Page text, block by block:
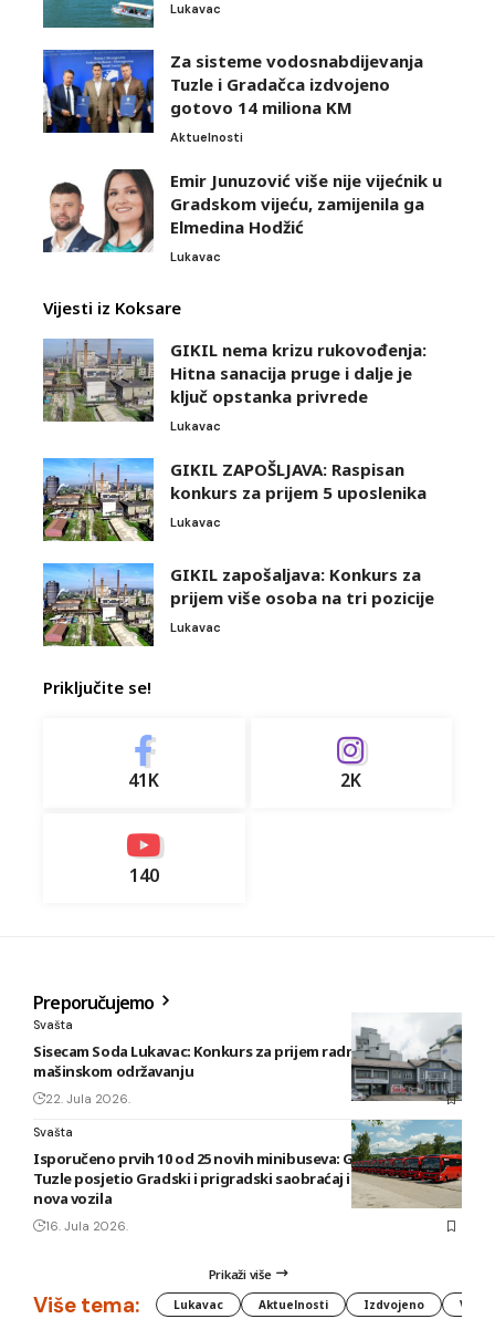
Lukavac
Za sisteme vodosnabdijevanja
Tuzle i Gradačca izdvojeno
gotovo 14 miliona KM
Aktuelnosti
Emir Junuzović više nije vijećnik u
Gradskom vijeću, zamijenila ga
Elmedina Hodžić
Lukavac
Vijesti iz Koksare
GIKIL nema krizu rukovođenja:
Hitna sanacija pruge i dalje je
ključ opstanka privrede
Lukavac
GIKIL ZAPOŠLJAVA: Raspisan
konkurs za prijem 5 uposlenika
Lukavac
GIKIL zapošaljava: Konkurs za
prijem više osoba na tri pozicije
Lukavac
Priključite se!
41K 2K
140
Preporučujemo
Svašta
Sisecam Soda Lukavac: Konkurs za prijem radnika u
mašinskom održavanju
22. Jula 2026.
Svašta
Isporučeno prvih 10 od 25 novih minibuseva: Gradonačelnik
Tuzle posjetio Gradski i prigradski saobraćaj i pregledao
nova vozila
16. Jula 2026.
Prikaži više
Više tema: Lukavac Aktuelnosti Izdvojeno